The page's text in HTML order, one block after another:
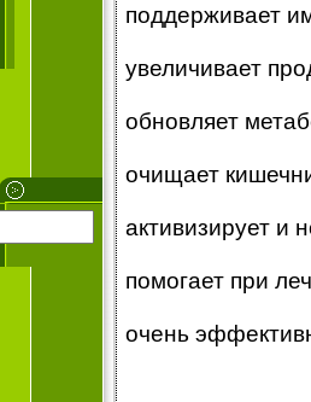
поддерживает
увеличивает
обновляет
очищает
активизирует и
помогает при
очень